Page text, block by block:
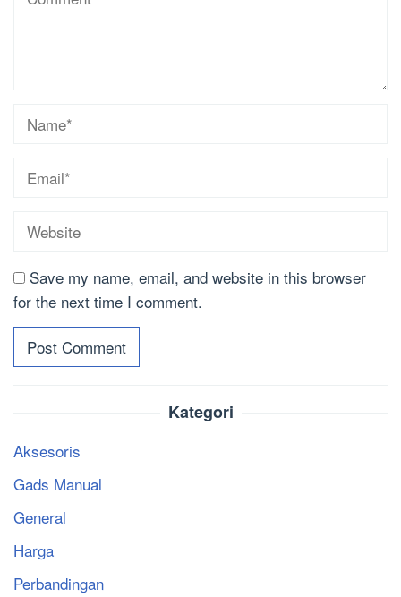
Save my name, email, and website in this browser
for the next time I comment.
Kategori
Aksesoris
Gads Manual
General
Harga
Perbandingan